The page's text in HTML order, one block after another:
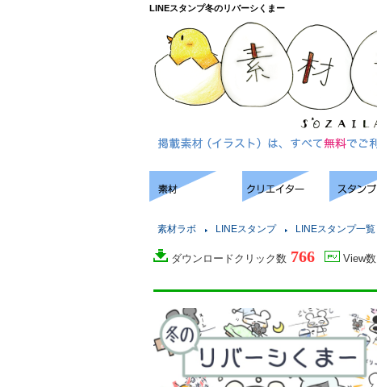
LINEスタンプ冬のリバーシくまー
素材ラボ LINEスタンプ LINEスタンプ一覧
ダウンロードクリック数 766 View数